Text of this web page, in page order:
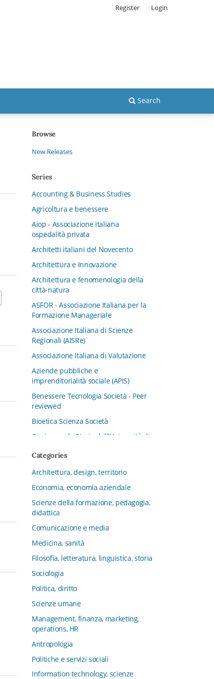
Search
Register Login
Browse
New Releases
Series
Accounting & Business Studies
Agricoltura e benessere
Aiop - Associazione italiana
ospedalità privata
Architetti italiani del Novecento
Architettura e Innovazione
Architettura e fenomenologia della
città-natura
ASFOR - Associazione Italiana per la
Formazione Manageriale
Associazione Italiana di Scienze
Regionali (AISRe)
Associazione Italiana di Valutazione
Aziende pubbliche e
imprenditorialità sociale (APIS)
Benessere Tecnologia Società - Peer
reviewed
Bioetica Scienza Società
Centro per la Storia dell'Università di
CFMT - Terziario Futuro
Channel & Retail Lab
Civiltà in tavola. La cultura del cibo
tra tradizioni, storia e diritto
Collana del Dipartimento di Scienze
Aziendali, Management e Innovation
Sociologia e Diritto dell’Economia
Università di Bologna
Collana di Clinica della formazione
Collana di Ragioneria ed Economia
Aziendale - SIDREA
Collana di Storia delle istituzioni
l’Infanzia
Categories
Architettura, design, territorio
Economia, economia aziendale
Scienze della formazione, pedagogia,
didattica
Comunicazione e media
Medicina, sanità
Filosofia, letteratura, linguistica, storia
Sociologia
Politica, diritto
Scienze umane
Management, finanza, marketing,
operations, HR
Antropologia
Politiche e servizi sociali
Information technology, scienze